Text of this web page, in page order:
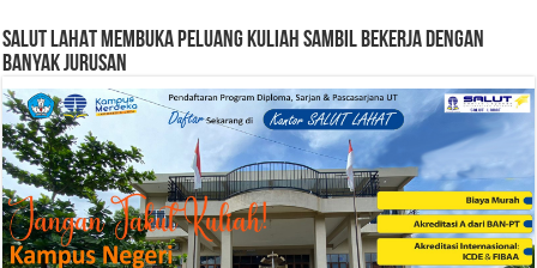
SALUT LAHAT MEMBUKA PELUANG KULIAH SAMBIL BEKERJA DENGAN
BANYAK JURUSAN